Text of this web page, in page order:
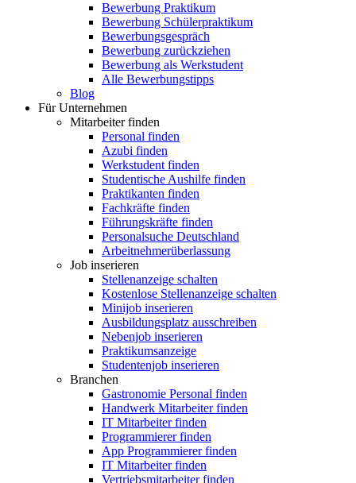
Bewerbung Praktikum
Bewerbung Schülerpraktikum
Bewerbungsgespräch
Bewerbung zurückziehen
Bewerbung als Werkstudent
Alle Bewerbungstipps
Blog
Für Unternehmen
Mitarbeiter finden
Personal finden
Azubi finden
Werkstudent finden
Studentische Aushilfe finden
Praktikanten finden
Fachkräfte finden
Führungskräfte finden
Personalsuche Deutschland
Arbeitnehmerüberlassung
Job inserieren
Stellenanzeige schalten
Kostenlose Stellenanzeige schalten
Minijob inserieren
Ausbildungsplatz ausschreiben
Nebenjob inserieren
Praktikumsanzeige
Studentenjob inserieren
Branchen
Gastronomie Personal finden
Handwerk Mitarbeiter finden
IT Mitarbeiter finden
Programmierer finden
App Programmierer finden
IT Mitarbeiter finden
Vertriebsmitarbeiter finden